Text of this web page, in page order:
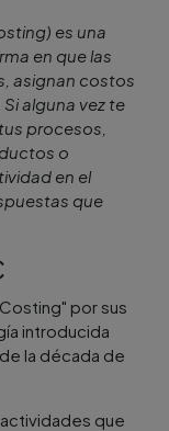
es una
en que las
asignan costos
alguna vez te
procesos,
o
en el
que
por sus
introducida
la década de
que